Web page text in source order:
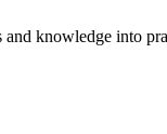
knowledge into